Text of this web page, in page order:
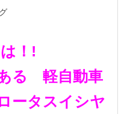
！!
る 軽自動車
ータスイシヤ